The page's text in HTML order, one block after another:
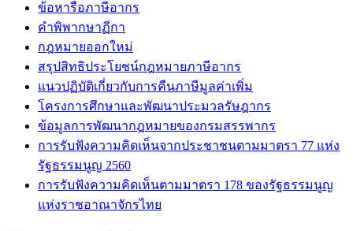
ข้อหารือภาษีอากร
คำพิพากษาฏีกา
กฎหมายออกใหม่
สรุปสิทธิประโยชน์กฎหมายภาษีอากร
แนวปฏิบัติเกี่ยวกับการคืนภาษีมูลค่าเพิ่ม
โครงการศึกษาและพัฒนาประมวลรัษฎากร
ข้อมูลการพัฒนากฎหมายของกรมสรรพากร
การรับฟังความคิดเห็นจากประชาชนตามมาตรา 77 แห่ง
รัฐธรรมนูญ 2560
การรับฟังความคิดเห็นตามมาตรา 178 ของรัฐธรรมนูญ
แห่งราชอาณาจักรไทย